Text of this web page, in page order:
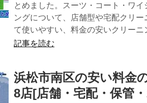
とめました。スーツ・コート・ワ
ングについて、店舗型や宅配クリ
て使いやすい、料金の安いクリーニ
記事を読む
浜松市南区の安い料金
8店[店舗・宅配・保管